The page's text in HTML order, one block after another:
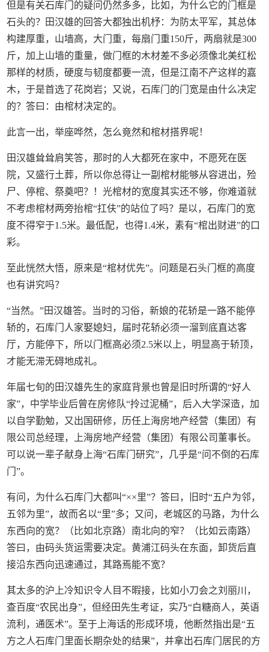
但是有关石库门的疑问仍然多多，比如，为什么它的门框是
石头的？田汉雄的回答大都独出机杼：为防太平军，其总体
构建厚重，山墙高，大门重，每扇门重150斤，两扇就是300
斤，加上山墙的重量，做门框的木材差不多必须像北美红松
那样的材质，硬度与韧度都要一流，但是江南不产这样的嘉
木，于是首选了花岗岩；又说，石库门的门宽是由什么决定
的？答曰：由棺材决定的。
此言一出，举座哗然，怎么竟然和棺材搭界呢！
田汉雄耸耸肩笑答，那时的人大都死在家中，不愿死在医
院，又盛行土葬，所以你总得让一副棺材能够从容进出，殓
尸、停棺、祭奠吧？！光棺材的宽度其实还不够，你难道就
不考虑棺材两旁抬棺“扛伕”的站位了吗？是以，石库门的宽
度不得窄于1.5米。最低配，也得1.4米，素有“棺出财进”的口
彩。
至此恍然大悟，原来是“棺材优先”。问题是石头门框的高度
也有讲究吗？
“当然。”田汉雄答。当时的习俗，新娘的花轿是一路不能停
轿的，石库门人家娶媳妇，届时花轿必须一溜到底直达客
厅，方能停下，所以门框高必须2.5米以上，明显高于轿顶，
才能无滞无碍地成礼。
年届七旬的田汉雄先生的家庭背景也曾是旧时所谓的“好人
家”，中学毕业后曾在房修队“拎过泥桶”，后入大学深造，加
以自学勤勉，又出国研修，历任上海房地产经营（集团）有
限公司总经理，上海房地产经营（集团）有限公司董事长。
可以说一辈子献身上海“石库门研究”，几乎是“问不倒的石库
门”。
有问，为什么石库门大都叫“××里”？答曰，旧时“五户为邻，
五邻为里”，故而名以“里”多；又问，老城区的马路，为什么
东西向的宽？（比如北京路）南北向的窄？（比如云南路）
答曰，由码头货运需要决定。黄浦江码头在东面，卸货后直
接沿东西向迅速通过，其路焉能不宽？
其太多的沪上冷知识令人目不暇接，比如小刀会之刘丽川，
查百度“农民出身”，但经田先生考证，实乃“白糖商人，英语
流利，通医术”。至于上海话的形成环境，他断然指出是“五
方之人石库门里面长期杂处的结果”，并拿出石库门居民的方